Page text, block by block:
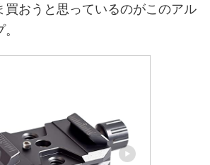
買おうと思っているのがこのアル